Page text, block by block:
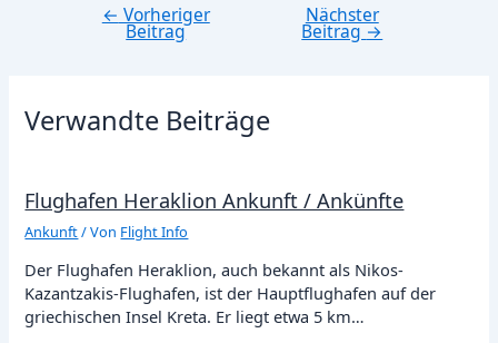
Beitragsnavigation
← Vorheriger
Beitrag
Nächster
Beitrag→
Verwandte Beiträge
Flughafen Heraklion Ankunft / Ankünfte
Ankunft/ Von Flight Info
Der Flughafen Heraklion, auch bekannt als Nikos-
Kazantzakis-Flughafen, ist der Hauptflughafen auf der
griechischen Insel Kreta. Er liegt etwa 5 km…